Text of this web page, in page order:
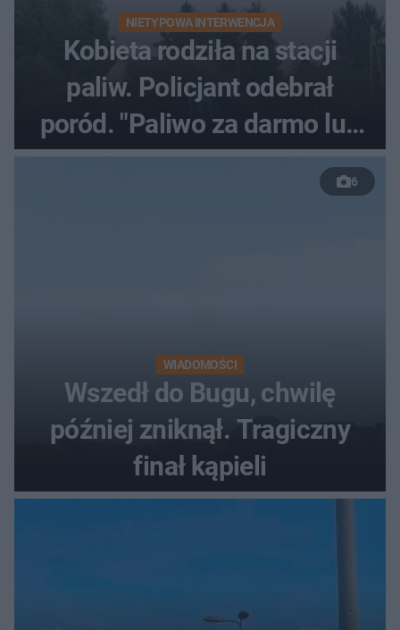
NIETYPOWA INTERWENCJA
Kobieta rodziła na stacji
paliw. Policjant odebrał
poród. "Paliwo za darmo lub
50 %!"
6
WIADOMOŚCI
Wszedł do Bugu, chwilę
później zniknął. Tragiczny
finał kąpieli